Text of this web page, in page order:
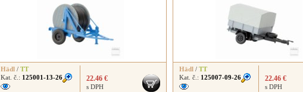
Hädl / TT
Kat. č.: 125001-13-26 22.46 €
s DPH
Hädl / TT
Kat. č.: 125007-09-26 22.46 €
s DPH